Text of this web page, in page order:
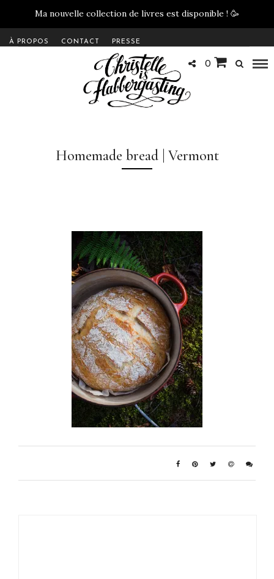
Ma nouvelle collection de livres est disponible ! 🥳
À PROPOS CONTACT PRESSE
0
Homemade bread | Vermont